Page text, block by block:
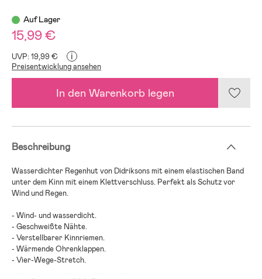
Auf Lager
15,99 €
UVP: 19,99 € i
Preisentwicklung ansehen
In den Warenkorb legen
Beschreibung
Wasserdichter Regenhut von Didriksons mit einem elastischen Band
unter dem Kinn mit einem Klettverschluss. Perfekt als Schutz vor
Wind und Regen.
- Wind- und wasserdicht.
- Geschweißte Nähte.
- Verstellbarer Kinnriemen.
- Wärmende Ohrenklappen.
- Vier-Wege-Stretch.